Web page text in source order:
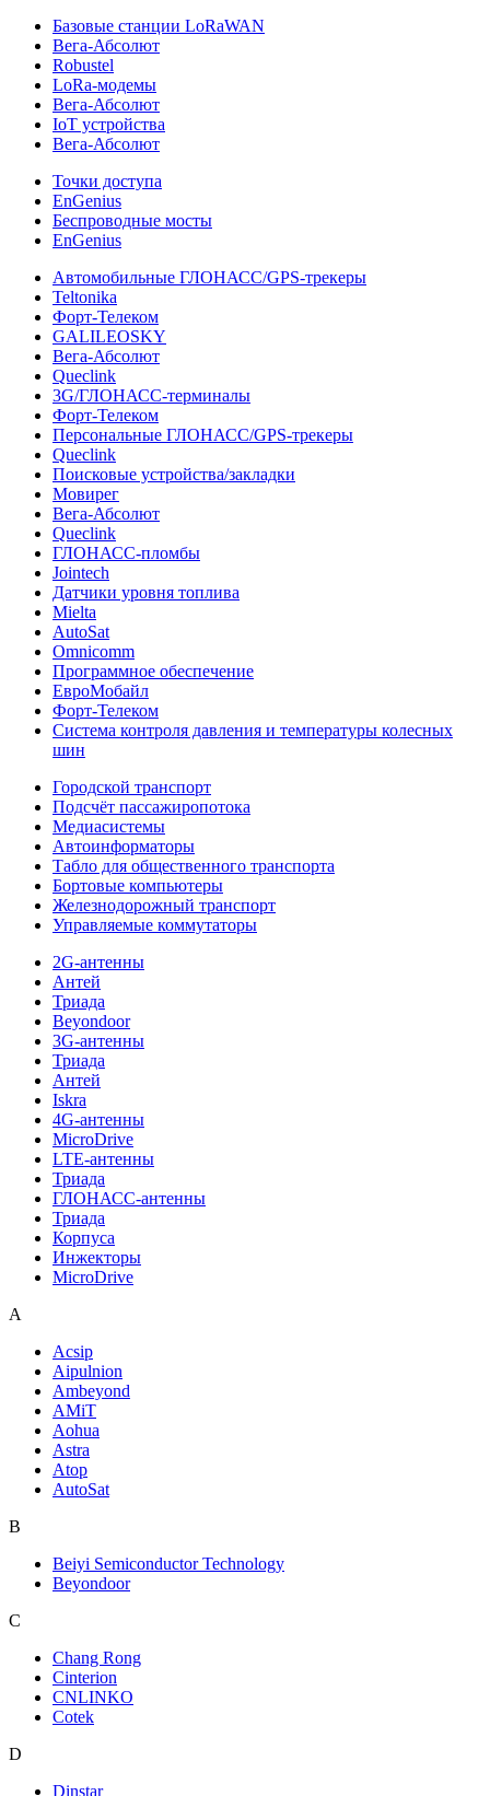
Базовые станции LoRaWAN
Вега-Абсолют
Robustel
LoRa-модемы
Вега-Абсолют
IoT устройства
Вега-Абсолют
Точки доступа
EnGenius
Беспроводные мосты
EnGenius
Автомобильные ГЛОНАСС/GPS-трекеры
Teltonika
Форт-Телеком
GALILEOSKY
Вега-Абсолют
Queclink
3G/ГЛОНАСС-терминалы
Форт-Телеком
Персональные ГЛОНАСС/GPS-трекеры
Queclink
Поисковые устройства/закладки
Мовирег
Вега-Абсолют
Queclink
ГЛОНАСС-пломбы
Jointech
Датчики уровня топлива
Mielta
AutoSat
Omnicomm
Программное обеспечение
ЕвроМобайл
Форт-Телеком
Система контроля давления и температуры колесных
шин
Городской транспорт
Подсчёт пассажиропотока
Медиасистемы
Автоинформаторы
Табло для общественного транспорта
Бортовые компьютеры
Железнодорожный транспорт
Управляемые коммутаторы
2G-антенны
Антей
Триада
Beyondoor
3G-антенны
Триада
Антей
Iskra
4G-антенны
MicroDrive
LTE-антенны
Триада
ГЛОНАСС-антенны
Триада
Корпуса
Инжекторы
MicroDrive
A
Acsip
Aipulnion
Ambeyond
AMiT
Aohua
Astra
Atop
AutoSat
B
Beiyi Semiconductor Technology
Beyondoor
C
Chang Rong
Cinterion
CNLINKO
Cotek
D
Dinstar